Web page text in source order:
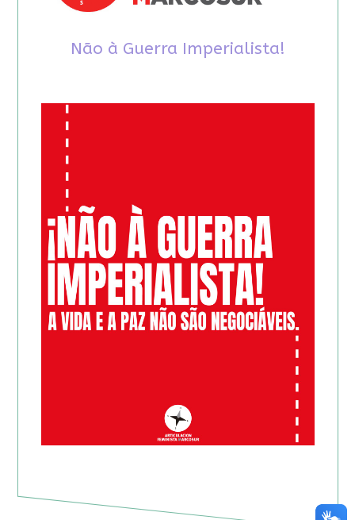
Não à Guerra Imperialista!